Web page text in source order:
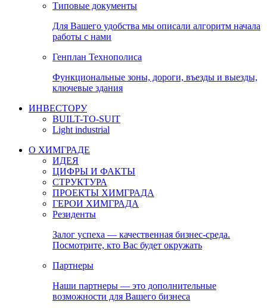
Типовые документы
Для Вашего удобства мы описали алгоритм начала
работы с нами
Генплан Технополиса
Функциональные зоны, дороги, въезды и выезды,
ключевые здания
ИНВЕСТОРУ
BUILT-TO-SUIT
Light industrial
О ХИМГРАДЕ
ИДЕЯ
ЦИФРЫ И ФАКТЫ
СТРУКТУРА
ПРОЕКТЫ ХИМГРАДА
ГЕРОИ ХИМГРАДА
Резиденты
Залог успеха — качественная бизнес-среда.
Посмотрите, кто Вас будет окружать
Партнеры
Наши партнеры — это дополнительные
возможности для Вашего бизнеса